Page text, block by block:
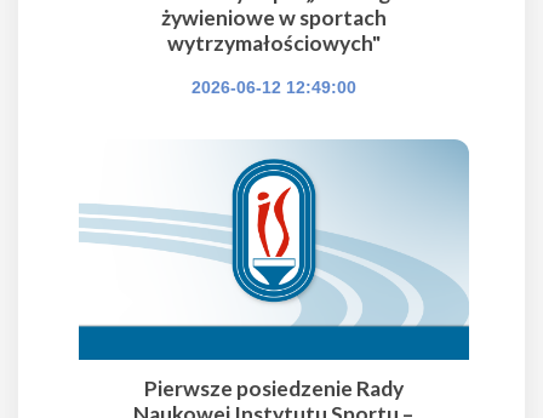
żywieniowe w sportach
wytrzymałościowych"
2026-06-12 12:49:00
Pierwsze posiedzenie Rady